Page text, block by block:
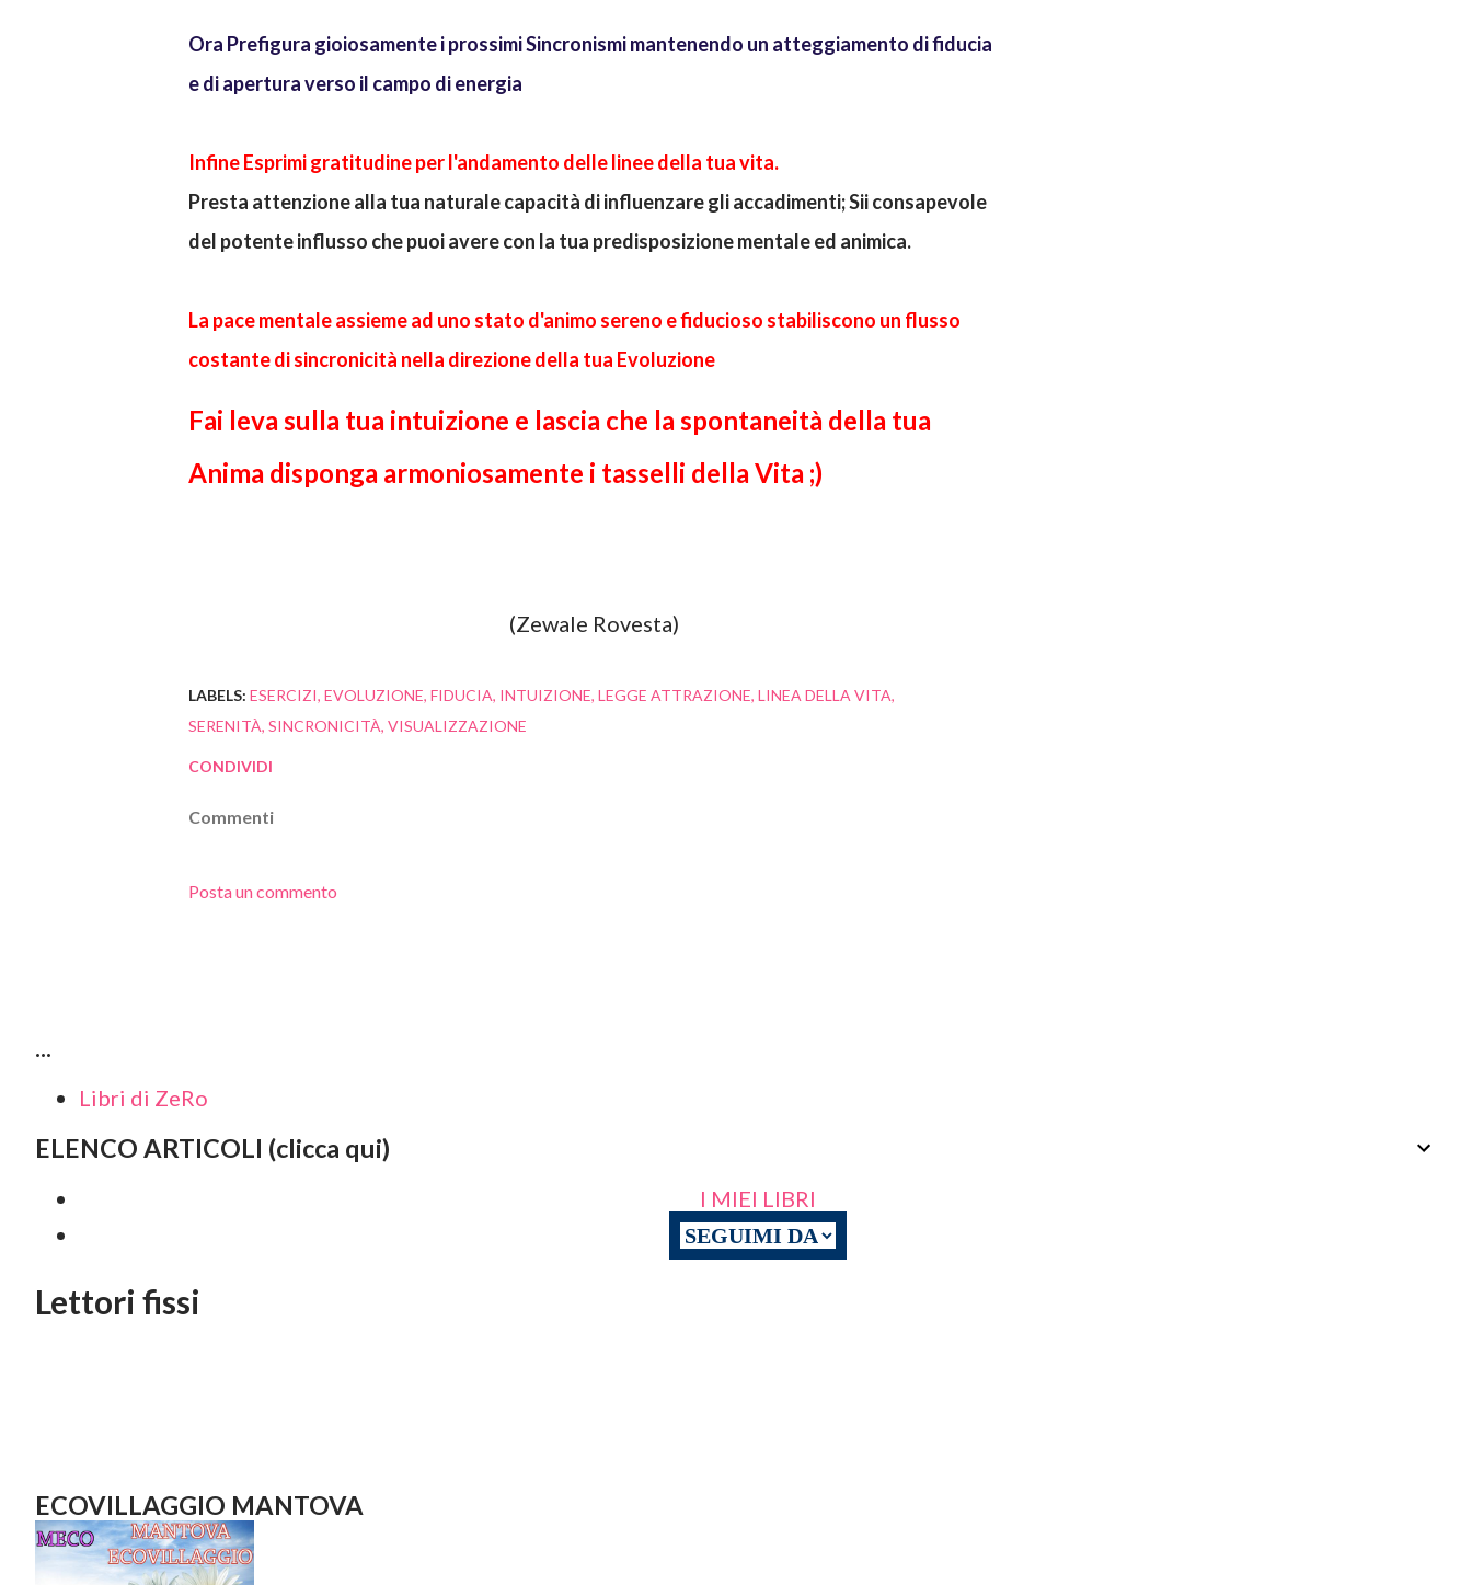
Ora Prefigura gioiosamente i prossimi Sincronismi mantenendo un atteggiamento di fiducia
e di apertura verso il campo di energia
Infine Esprimi gratitudine per l'andamento delle linee della tua vita.
Presta attenzione alla tua naturale capacità di influenzare gli accadimenti; Sii consapevole
del potente influsso che puoi avere con la tua predisposizione mentale ed animica.
La pace mentale assieme ad uno stato d'animo sereno e fiducioso stabiliscono un flusso
costante di sincronicità nella direzione della tua Evoluzione
Fai leva sulla tua intuizione e lascia che la spontaneità della tua
Anima disponga armoniosamente i tasselli della Vita ;)
(Zewale Rovesta)
LABELS: ESERCIZI EVOLUZIONE FIDUCIA INTUIZIONE LEGGE ATTRAZIONE LINEA DELLA VITA
SERENITÀ SINCRONICITÀ VISUALIZZAZIONE
CONDIVIDI
Commenti
Posta un commento
...
Libri di ZeRo
ELENCO ARTICOLI (clicca qui)
I MIEI LIBRI
Lettori fissi
ECOVILLAGGIO MANTOVA